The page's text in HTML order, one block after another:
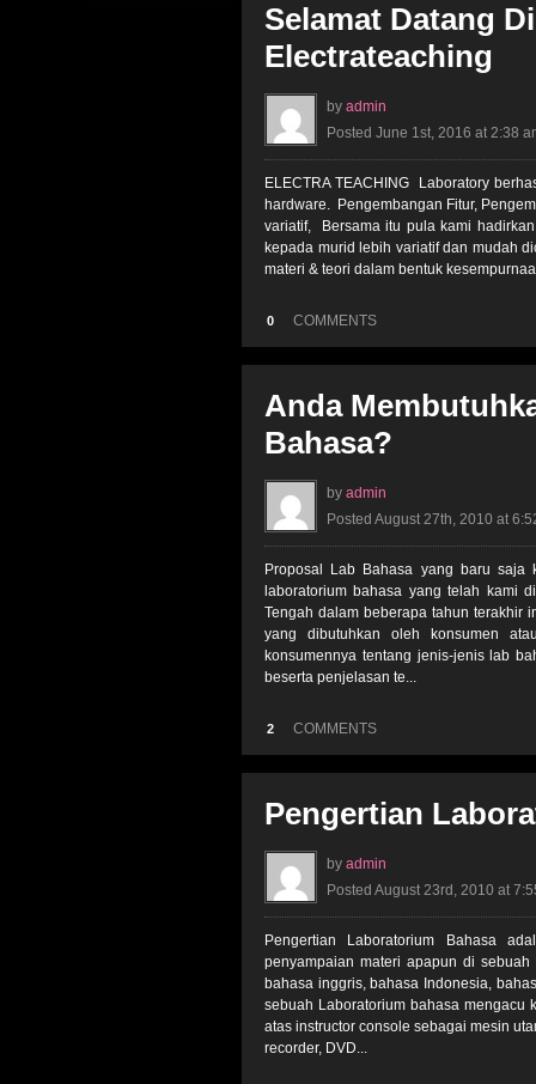
Selamat Datang
Electrateaching
by admin
Posted June 1st, 2016 at 2:38
ELECTRA TEACHING Laboratory
hardware. Pengembangan Fitur,
variatif, Bersama itu pula kami
kepada murid lebih variatif dan mudah
materi & teori dalam bentuk
0 COMMENTS
Anda
Bahasa?
by admin
Posted August 27th, 2010 at
Proposal Lab Bahasa yang baru saja
laboratorium bahasa yang telah kami
Tengah dalam beberapa tahun terakhir
yang dibutuhkan oleh konsumen
konsumennya tentang jenis-jenis lab
beserta penjelasan te...
2 COMMENTS
Pengertian
by admin
Posted August 23rd, 2010 at
Pengertian Laboratorium Bahasa
penyampaian materi apapun di
bahasa inggris, bahasa Indonesia,
sebuah Laboratorium bahasa mengacu
atas instructor console sebagai mesin
recorder, DVD...